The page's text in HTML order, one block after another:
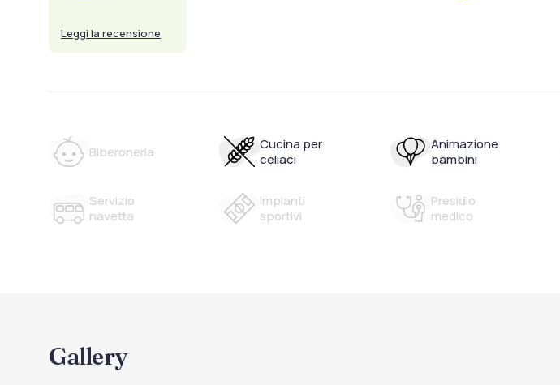
Leggi la recensione
Biberoneria
Cucina per
celiaci
Animazione
bambini
Servizio
navetta
Impianti
sportivi
Presidio
medico
Gallery